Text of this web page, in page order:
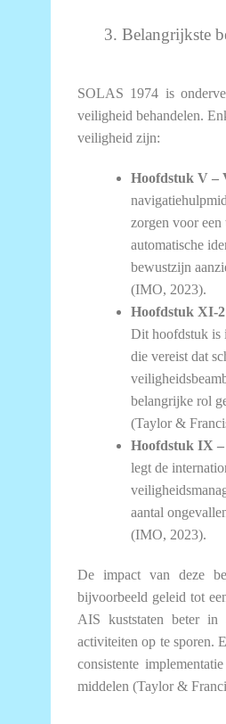
3. Belangrijkste
SOLAS 1974 is
veiligheid behandelen.
veiligheid zijn:
Hoofdstuk V –
zorgen voor
automatische
bewustzijn
(IMO, 2023).
Hoofdstuk XI-2
Dit hoofdstuk is
die vereist dat
belangrijke rol
(Taylor &
Hoofdstuk IX –
legt de
aantal
(IMO, 2023).
De impact van deze
bijvoorbeeld geleid tot
AIS kuststaten beter in
activiteiten op te sporen.
consistente
middelen (Taylor &